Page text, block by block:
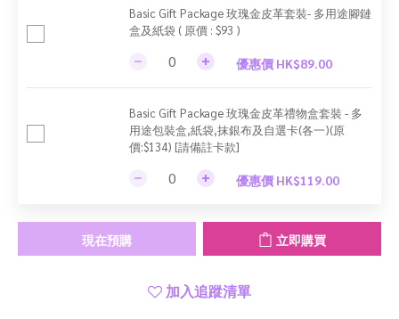
Basic Gift Package 玫瑰金皮革套裝- 多用途腳鏈
盒及紙袋 ( 原價 : $93 )
優惠價 HK$89.00
Basic Gift Package 玫瑰金皮革禮物盒套裝 - 多
用途包裝盒,紙袋,抹銀布及自選卡(各一)(原
價:$134) [請備註卡款]
優惠價 HK$119.00
現在預購 立即購買
加入追蹤清單